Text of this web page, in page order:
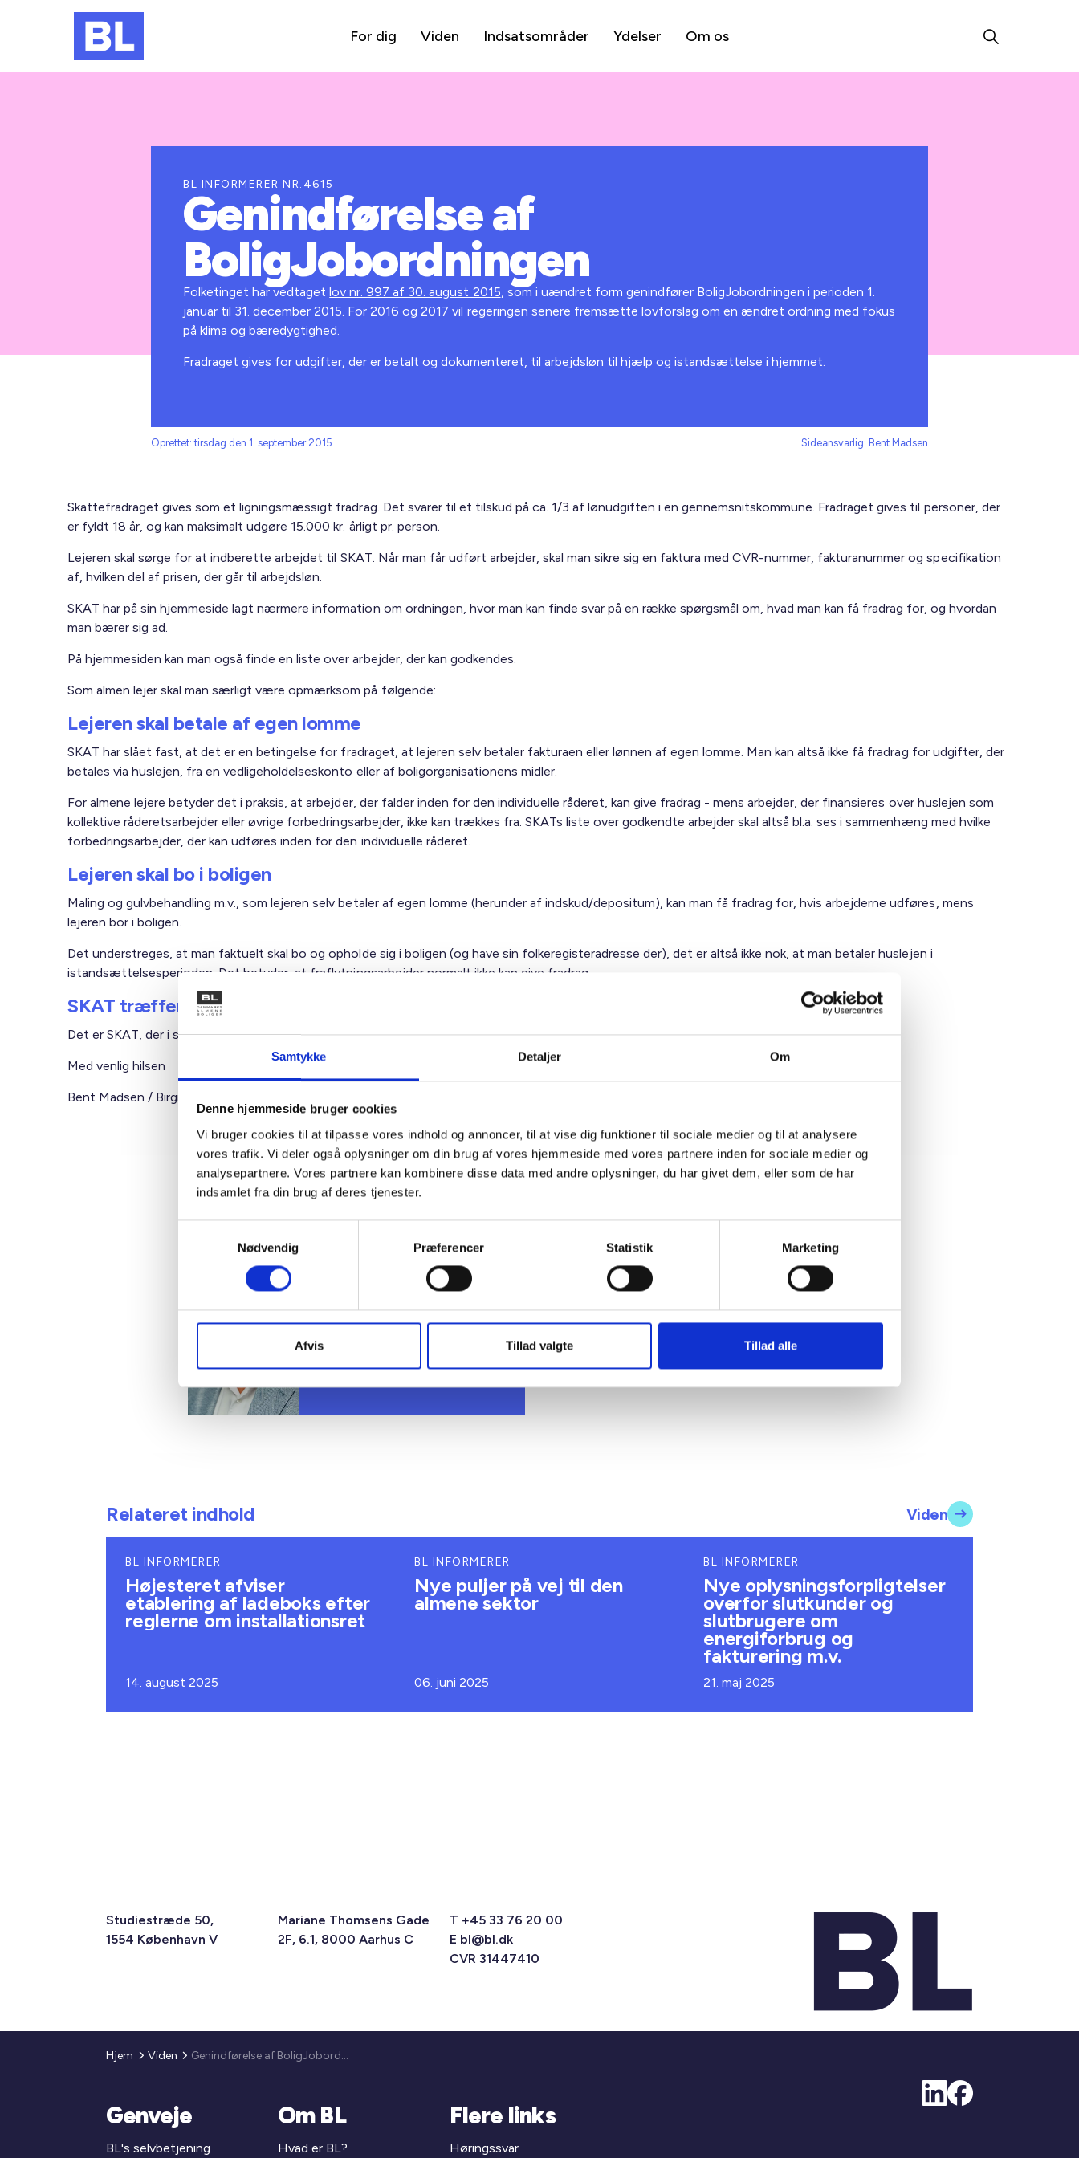
Samtykke Detaljer Om
Denne hjemmeside bruger cookies
Vi bruger cookies til at tilpasse vores indhold og annoncer, til at vise dig funktioner til sociale medier og til at analysere
vores trafik. Vi deler også oplysninger om din brug af vores hjemmeside med vores partnere inden for sociale medier og
analysepartnere. Vores partnere kan kombinere disse data med andre oplysninger, du har givet dem, eller som de har
indsamlet fra din brug af deres tjenester.
Nødvendig
Præferencer Statistik Marketing
Afvis Tillad valgte Tillad alle
For dig Viden Indsatsområder Ydelser Om os
BL INFORMERER NR.4615
Genindførelse af
BoligJobordningen
Folketinget har vedtagetlov nr. 997 af 30. august 2015, som i uændret form genindfører BoligJobordningen i perioden 1.
januar til 31. december 2015. For 2016 og 2017 vil regeringen senere fremsætte lovforslag om en ændret ordning med fokus
på klima og bæredygtighed.
Fradraget gives for udgifter, der er betalt og dokumenteret, til arbejdsløn til hjælp og istandsættelse i hjemmet.
Oprettet: tirsdag den 1. september 2015 Sideansvarlig: Bent Madsen
Skattefradraget gives som et ligningsmæssigt fradrag. Det svarer til et tilskud på ca. 1/3 af lønudgiften i en gennemsnitskommune. Fradraget gives til personer, der
er fyldt 18 år, og kan maksimalt udgøre 15.000 kr. årligt pr. person.
Lejeren skal sørge for at indberette arbejdet til SKAT. Når man får udført arbejder, skal man sikre sig en faktura med CVR-nummer, fakturanummer og specifikation
af, hvilken del af prisen, der går til arbejdsløn.
SKAT har på sin hjemmeside lagt nærmere information om ordningen, hvor man kan finde svar på en række spørgsmål om, hvad man kan få fradrag for, og hvordan
man bærer sig ad.
På hjemmesiden kan man også finde en liste over arbejder, der kan godkendes.
Som almen lejer skal man særligt være opmærksom på følgende:
Lejeren skal betale af egen lomme
SKAT har slået fast, at det er en betingelse for fradraget, at lejeren selv betaler fakturaen eller lønnen af egen lomme. Man kan altså ikke få fradrag for udgifter, der
betales via huslejen, fra en vedligeholdelseskonto eller af boligorganisationens midler.
For almene lejere betyder det i praksis, at arbejder, der falder inden for den individuelle råderet, kan give fradrag - mens arbejder, der finansieres over huslejen som
kollektive råderetsarbejder eller øvrige forbedringsarbejder, ikke kan trækkes fra. SKATs liste over godkendte arbejder skal altså bl.a. ses i sammenhæng med hvilke
forbedringsarbejder, der kan udføres inden for den individuelle råderet.
Lejeren skal bo i boligen
Maling og gulvbehandling m.v., som lejeren selv betaler af egen lomme (herunder af indskud/depositum), kan man få fradrag for, hvis arbejderne udføres, mens
lejeren bor i boligen.
Det understreges, at man faktuelt skal bo og opholde sig i boligen (og have sin folkeregisteradresse der), det er altså ikke nok, at man betaler huslejen i
istandsættelsesperioden. Det betyder, at fraflytningsarbejder normalt ikke kan give fradrag.
SKAT træffer afgørelsen
Det er SKAT, der i sidste ende afgør, om det arbejde der er udført, kan berettige lejeren til et fradrag.
Med venlig hilsen
Bent Madsen / Birgitte Fæster
Kontakt
Bent Madsen
Mail: bma@bl.dk
Relateret indhold Viden
BL INFORMERER
Højesteret afviser
etablering af ladeboks efter
reglerne om installationsret
14. august 2025
BL INFORMERER
Nye puljer på vej til den
almene sektor
06. juni 2025
BL INFORMERER
Nye oplysningsforpligtelser
overfor slutkunder og
slutbrugere om
energiforbrug og
fakturering m.v.
21. maj 2025
Studiestræde 50,
1554 København V
Mariane Thomsens Gade
2F, 6.1, 8000 Aarhus C
T +45 33 76 20 00
E bl@bl.dk
CVR 31447410
Hjem Viden Genindførelse af BoligJobordningen
Genveje
BL's selvbetjening
Om BL
Hvad er BL?
Flere links
Høringssvar